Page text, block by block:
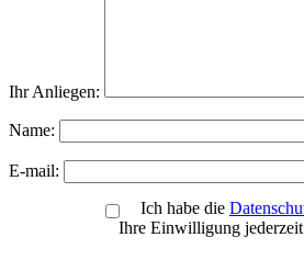
Ihr Anliegen:
Name:
E-mail:
Ich habe die
Ihre Einwilligung